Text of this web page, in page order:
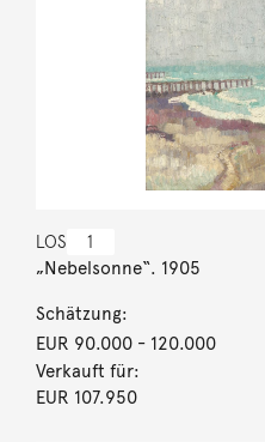
LOS 1
„Nebelsonne“. 1905
Schätzung:
EUR 90.000- 120.000
Verkauft für:
EUR 107.950